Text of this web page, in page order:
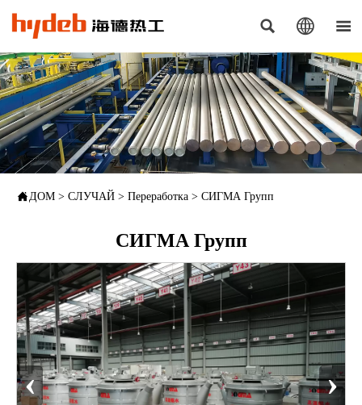
  
 ДОМ > СЛУЧАЙ > Переработка > СИГМА Групп
СИГМА Групп
‹ ›